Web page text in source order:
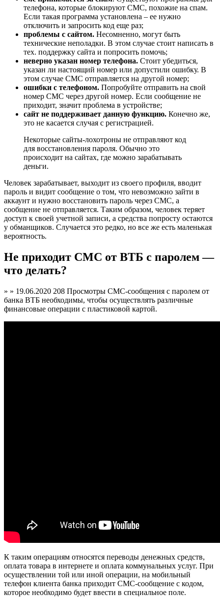
телефона, которые блокируют СМС, похожие на спам.
Если такая программа установлена – ее нужно
отключить и запросить код еще раз;
проблемы с сайтом. Несомненно, могут быть
технические неполадки. В этом случае стоит написать в
тех. поддержку сайта и попросить помочь;
неверно указан номер телефона. Стоит убедиться,
указан ли настоящий номер или допустили ошибку. В
этом случае СМС отправляется на другой номер;
ошибки с телефоном. Попробуйте отправить на свой
номер СМС через другой номер. Если сообщение не
приходит, значит проблема в устройстве;
сайт не поддерживает данную функцию. Конечно же,
это не касается случая с регистрацией.
Некоторые сайты-лохотроны не отправляют код
для восстановления пароля. Обычно это
происходит на сайтах, где можно зарабатывать
деньги.
Человек зарабатывает, выходит из своего профиля, вводит
пароль и видит сообщение о том, что невозможно зайти в
аккаунт и нужно восстановить пароль через СМС, а
сообщение не отправляется. Таким образом, человек теряет
доступ к своей учетной записи, а средства попросту остаются
у обманщиков. Случается это редко, но все же есть маленькая
вероятность.
Не приходит СМС от ВТБ с паролем —
что делать?
» » 19.06.2020 208 Просмотры СМС-сообщения с паролем от
банка ВТБ необходимы, чтобы осуществлять различные
финансовые операции с пластиковой картой.
К таким операциям относятся переводы денежных средств,
оплата товара в интернете и оплата коммунальных услуг. При
осуществлении той или иной операции, на мобильный
телефон клиента банка приходит СМС-сообщение с кодом,
которое необходимо будет ввести в специальное поле.